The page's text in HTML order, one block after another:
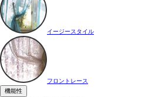
イージースタイル
フロントレース
機能性